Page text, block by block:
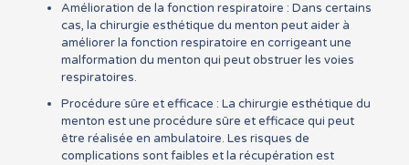
Amélioration de la fonction respiratoire : Dans certains
cas, la chirurgie esthétique du menton peut aider à
améliorer la fonction respiratoire en corrigeant une
malformation du menton qui peut obstruer les voies
respiratoires.
Procédure sûre et efficace : La chirurgie esthétique du
menton est une procédure sûre et efficace qui peut
être réalisée en ambulatoire. Les risques de
complications sont faibles et la récupération est